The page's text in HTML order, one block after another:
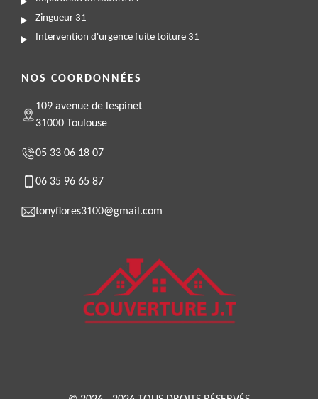
Zingueur 31
Intervention d'urgence fuite toiture 31
NOS COORDONNÉES
109 avenue de lespinet
31000 Toulouse
05 33 06 18 07
06 35 96 65 87
tonyflores3100@gmail.com